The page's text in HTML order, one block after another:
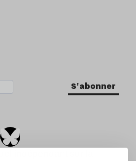
S'abonner
indépendant sur la